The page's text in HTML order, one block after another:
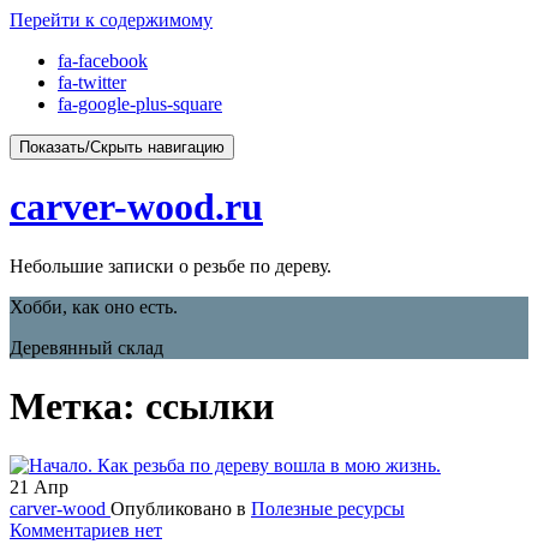
Перейти к содержимому
fa-facebook
fa-twitter
fa-google-plus-square
Показать/Скрыть навигацию
carver-wood.ru
Небольшие записки о резьбе по дереву.
Хобби, как оно есть.
Деревянный склад
Метка: ссылки
21 Апр
carver-wood Опубликовано в Полезные ресурсы
Комментариев нет